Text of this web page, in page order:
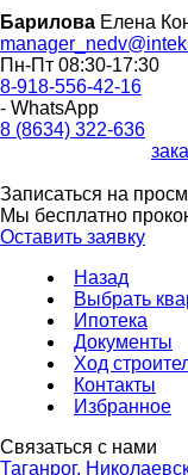
Барилова Елена
Пн-Пт 08:30-17:30
8-918-556-42-16
- WhatsApp
8 (8634) 322-636
Записаться на
Мы бесплатно
Оставить заявку
Назад
Выбрать
Ипотека
Документы
Ход
Контакты
Избранное
Связаться с нами
Таганрог,